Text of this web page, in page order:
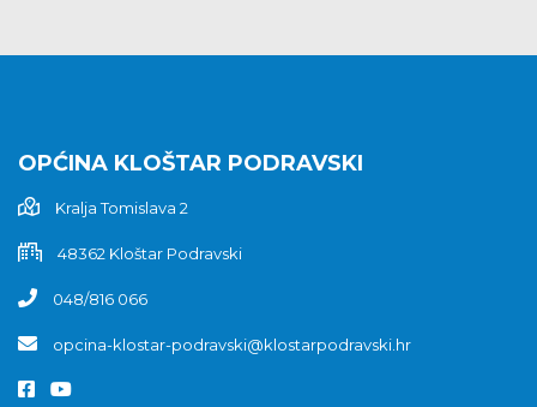
OPĆINA KLOŠTAR PODRAVSKI
Kralja Tomislava 2
48362 Kloštar Podravski
048/816 066
opcina-klostar-podravski@klostarpodravski.hr